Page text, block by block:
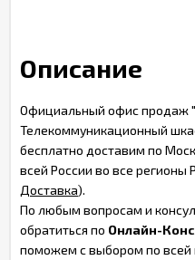
Описание
Официальный офис продаж
Телекоммуникационный
бесплатно доставим по
всей России во все
Доставка).
По любым вопросам и
обратиться по Онлайн-
поможем с выбором по всей